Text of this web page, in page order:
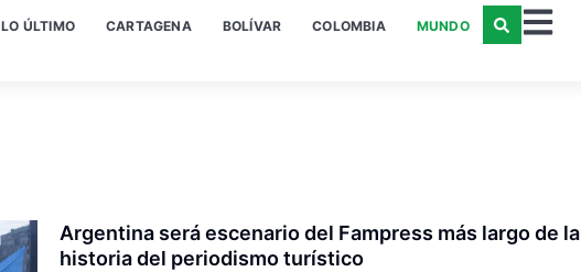
LO ÚLTIMO CARTAGENA BOLÍVAR COLOMBIA MUNDO
Argentina será escenario del Fampress más largo de la
historia del periodismo turístico